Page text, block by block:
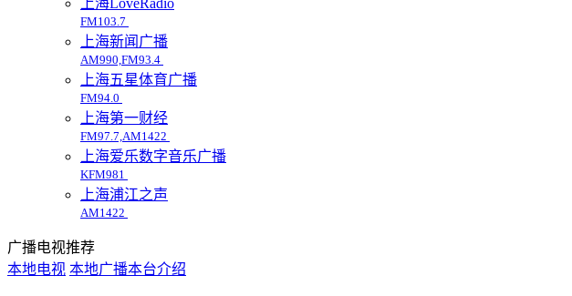
FM103.7
上海新闻广播
AM990,FM93.4
上海五星体育广播
FM94.0
上海第一财经
FM97.7,AM1422
上海爱乐数字音乐广播
KFM981
上海浦江之声
AM1422
广播电视推荐
本地电视 本地广播本台介绍